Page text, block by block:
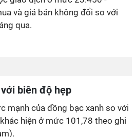
và giá bán không đổi so với
qua.
biên độ hẹp
mạnh của đồng bạc xanh so với
hiện ở mức 101,78 theo ghi